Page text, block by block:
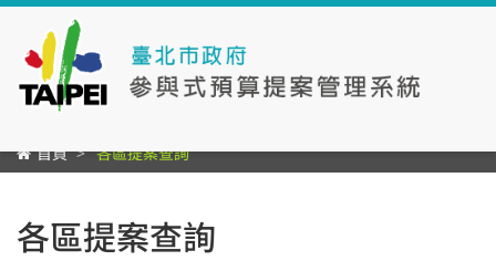
首頁 各區提案查詢
各區提案查詢